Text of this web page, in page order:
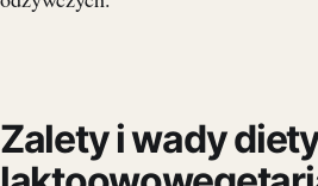
Zalety i wady